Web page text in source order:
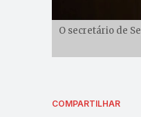
O secretário de
COMPARTILHAR